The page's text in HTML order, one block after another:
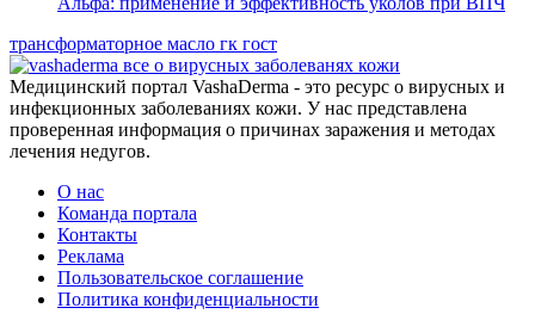
трансформаторное масло гк гост
все о вирусных заболеванях кожи
Медицинский портал VashaDerma - это ресурс о вирусных и
инфекционных заболеваниях кожи. У нас представлена
проверенная информация о причинах заражения и методах
лечения недугов.
О нас
Команда портала
Контакты
Реклама
Пользовательское соглашение
Политика конфиденциальности